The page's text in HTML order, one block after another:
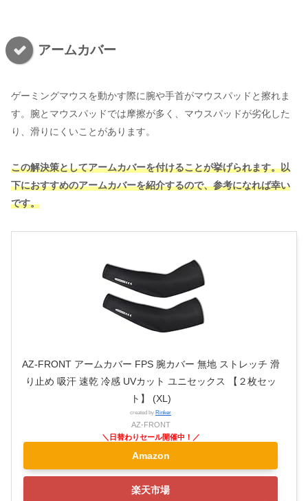
アームカバー
ゲーミングマウスを動かす際に腕や手首がマウスパッドと擦れま
す。腕とマウスパッドでは摩擦が多く、マウスパッドが劣化した
り、滑りにくいことがあります。
この解決策としてアームカバーを付けることが挙げられます。以
下におすすめのアームカバーを紹介するので、参考になれば幸い
です。
AZ-FRONT アームカバー FPS 腕カバー 無地 ストレッチ 滑
り止め 吸汗 速乾 冷感 UVカット ユニセックス 【２枚セッ
ト】 (XL)
created by Rinker
AZ-FRONT
Amazon
楽天市場